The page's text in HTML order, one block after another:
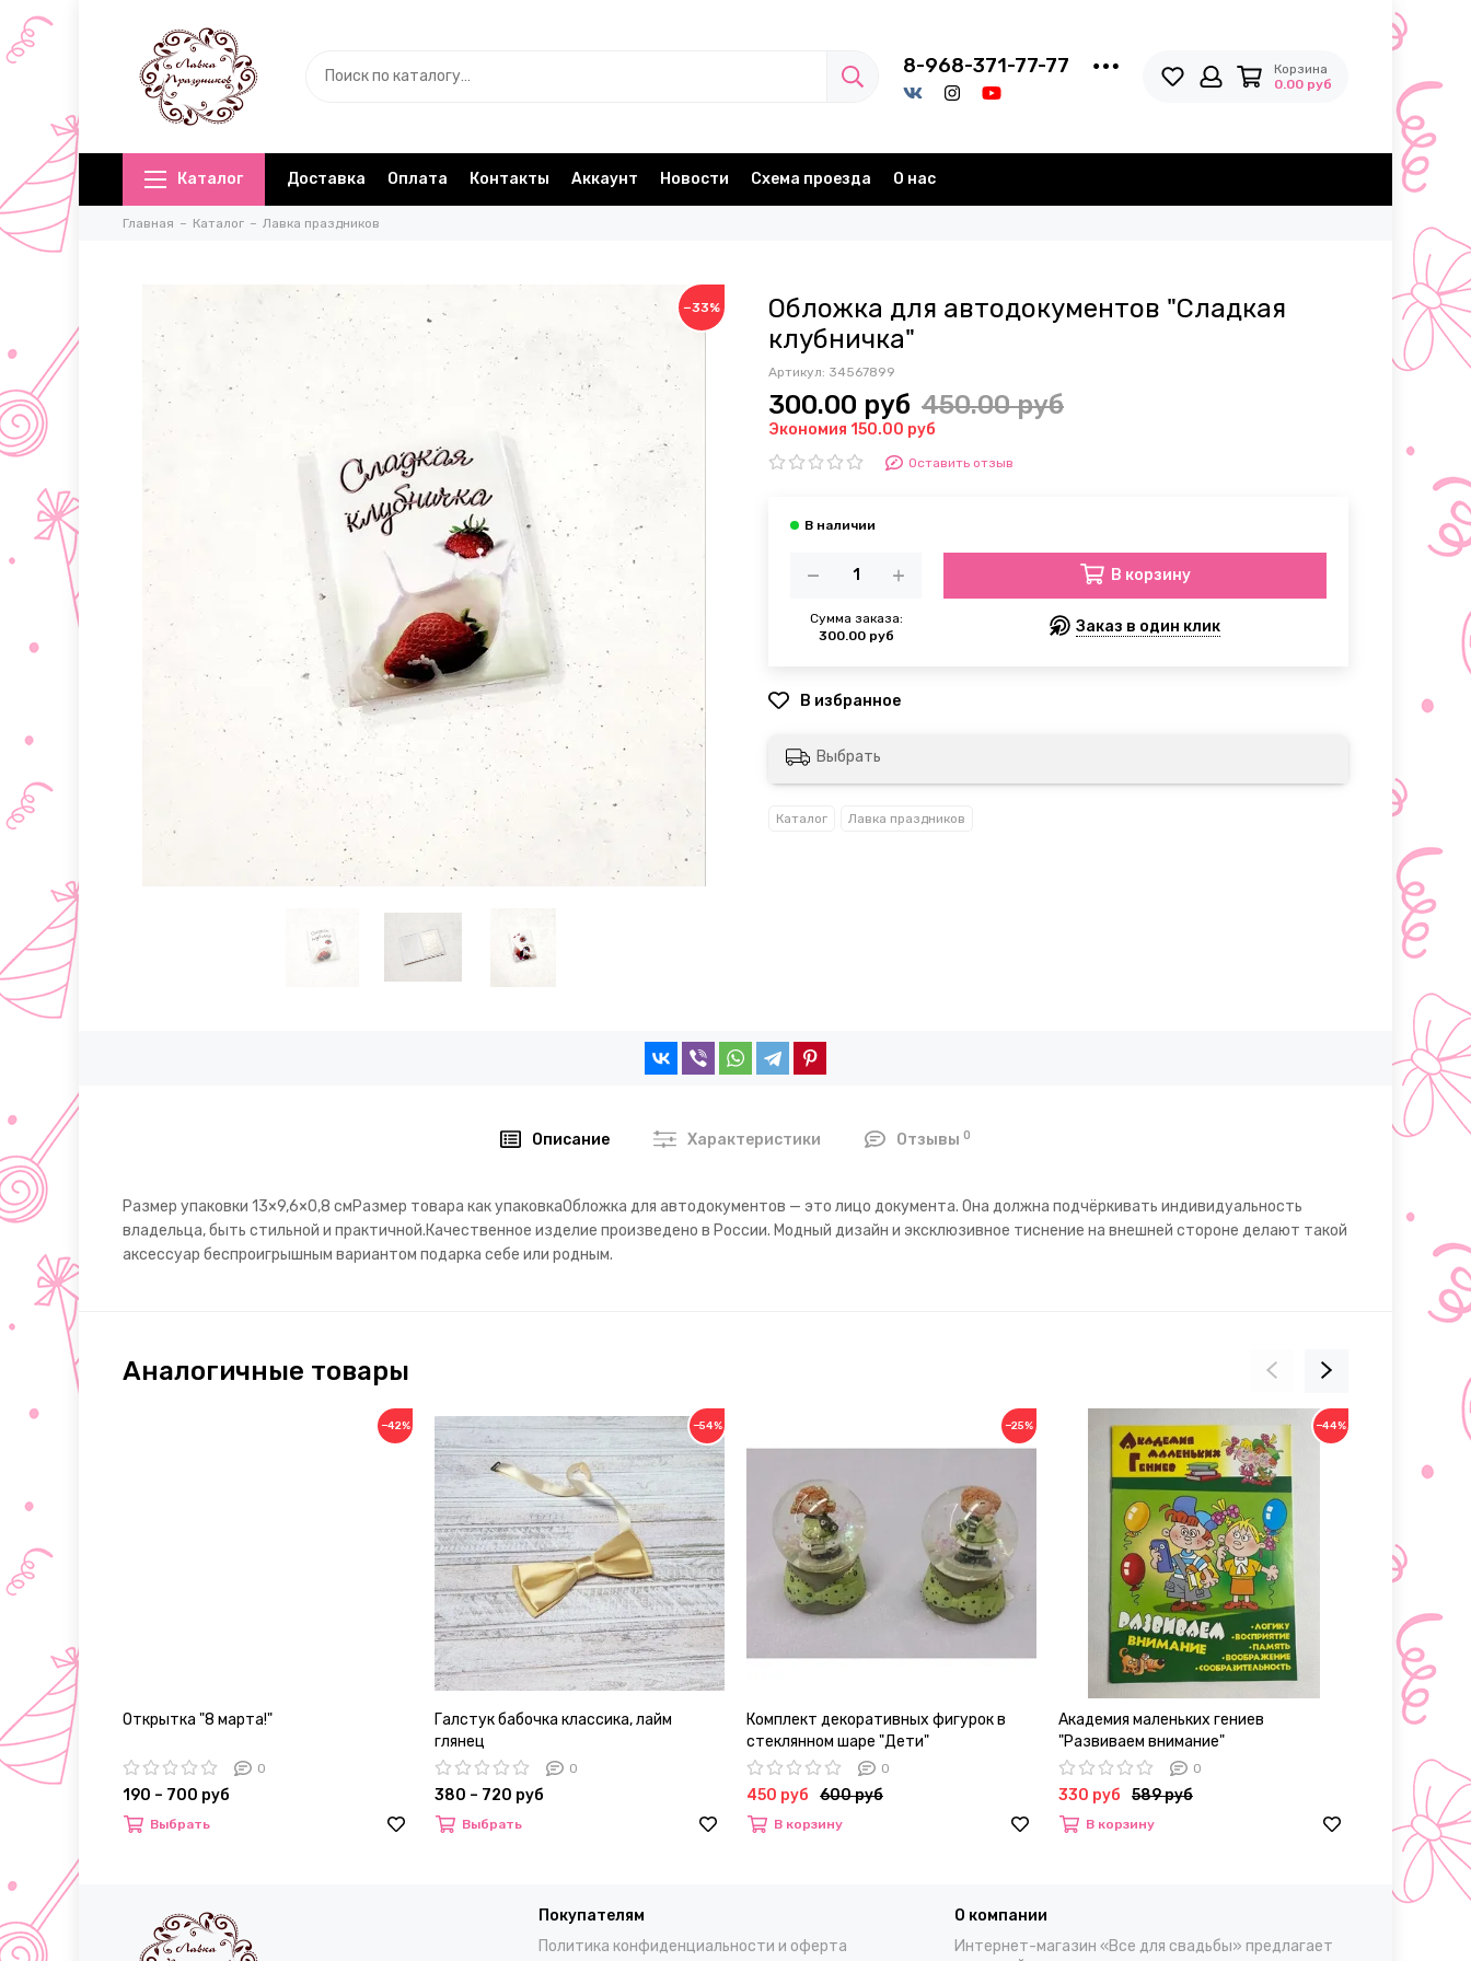
8-968-371-77-77
Корзина
0.00 руб
Каталог Доставка Оплата Контакты Аккаунт Новости Схема проезда О нас
Главная Каталог Лавка праздников
−33%
Обложка для автодокументов "Сладкая
клубничка"
Артикул: 34567899
300.00 руб 450.00 руб
Экономия 150.00 руб
Оставить отзыв
Сумма заказа:
300.00 руб
В корзину
Заказ в один клик
Выбрать
Каталог Лавка праздников
Описание Характеристики Отзывы 0
Размер упаковки 13×9,6×0,8 смРазмер товара как упаковкаОбложка для автодокументов — это лицо документа. Она должна подчёркивать индивидуальность
владельца, быть стильной и практичной.Качественное изделие произведено в России. Модный дизайн и эксклюзивное тиснение на внешней стороне делают такой
аксессуар беспроигрышным вариантом подарка себе или родным.
Аналогичные товары
−42%
Открытка "8 марта!"
0
190 – 700 руб
Выбрать
−54%
Галстук бабочка классика, лайм
глянец
0
380 – 720 руб
Выбрать
−25%
Комплект декоративных фигурок в
стеклянном шаре "Дети"
0
450 руб 600 руб
В корзину
−44%
Академия маленьких гениев
"Развиваем внимание"
0
330 руб 589 руб
В корзину
Колготки
700 – 980
Выбрать
Покупателям
Политика конфиденциальности и оферта
О компании
Интернет-магазин «Все для свадьбы» предлагает